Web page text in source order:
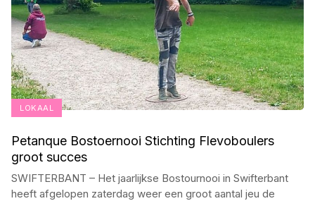
LOKAAL
Petanque Bostoernooi Stichting Flevoboulers
groot succes
SWIFTERBANT – Het jaarlijkse Bostournooi in Swifterbant
heeft afgelopen zaterdag weer een groot aantal jeu de